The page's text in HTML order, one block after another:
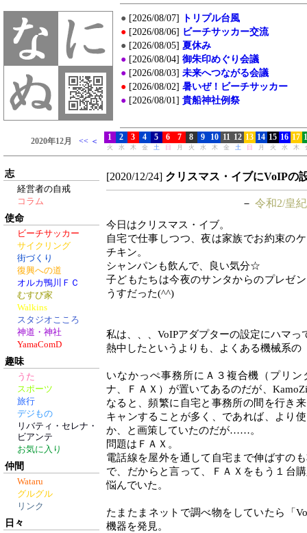
志
経営者の自戒
コラム
使命
ビーチサッカー
サイクリング
街づくり
復興への道
オルカ鴨川ＦＣ
むすび家
Walkins
スタジオこころ
神道・神社
YamaComD
趣味
うた
スポーツ
旅行
デジもの
リバティ・セレナ・
ビアンテ
お気に入り
仲間
Wataru
グルグル
リンク
日々
[2020/12/24] クリスマス・イブにVoIPの
－ 令和2/皇
今日はクリスマス・イブ。
自宅で仕事しつつ、夜は家族でお約束の
チキン。
シャンパンも飲んで、良い気分☆
子どもたちは今夜のサンタからのプレゼ
うすだった(^^)
私は、、、VoIPアダプターの設定にハマっ
熱中したというよりも、よくある機械系の
いなかっぺ事務所にＡ３複合機（プリン
ナ、ＦＡＸ）が置いてあるのだが、
なると、頻繁に自宅と事務所の間を行き
キャンすることが多く、であれば、より
か、と画策していたのだが……。
問題はＦＡＸ。
電話線を屋外を通して自宅まで伸ばすの
で、だからと言って、ＦＡＸをもう１台
悩んでいた。
たまたまネットで調べ物をしていたら「
機器を発見。